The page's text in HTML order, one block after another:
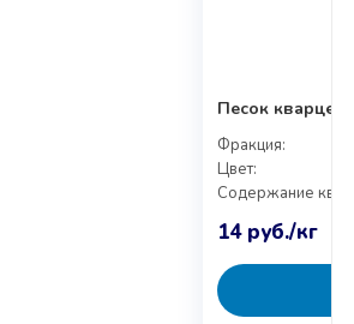
Песок
Фракция:
Цвет:
Содержание
14 руб./кг